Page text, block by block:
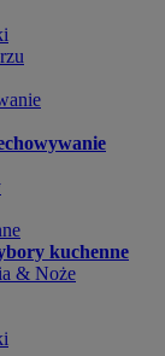
kuchenne
& Noże